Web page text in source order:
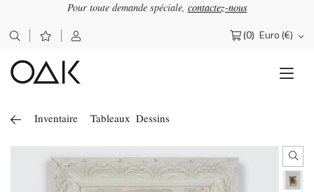
Pour toute demande spéciale, contactez-nous
(0) Euro (€)
Rechercher :
Inventaire Tableaux Dessins
Lettre d'information OΔK
J'accepte de recevoir la newsletter OAK